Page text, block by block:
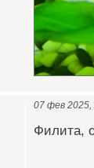
07 фев 2025,
Филита,